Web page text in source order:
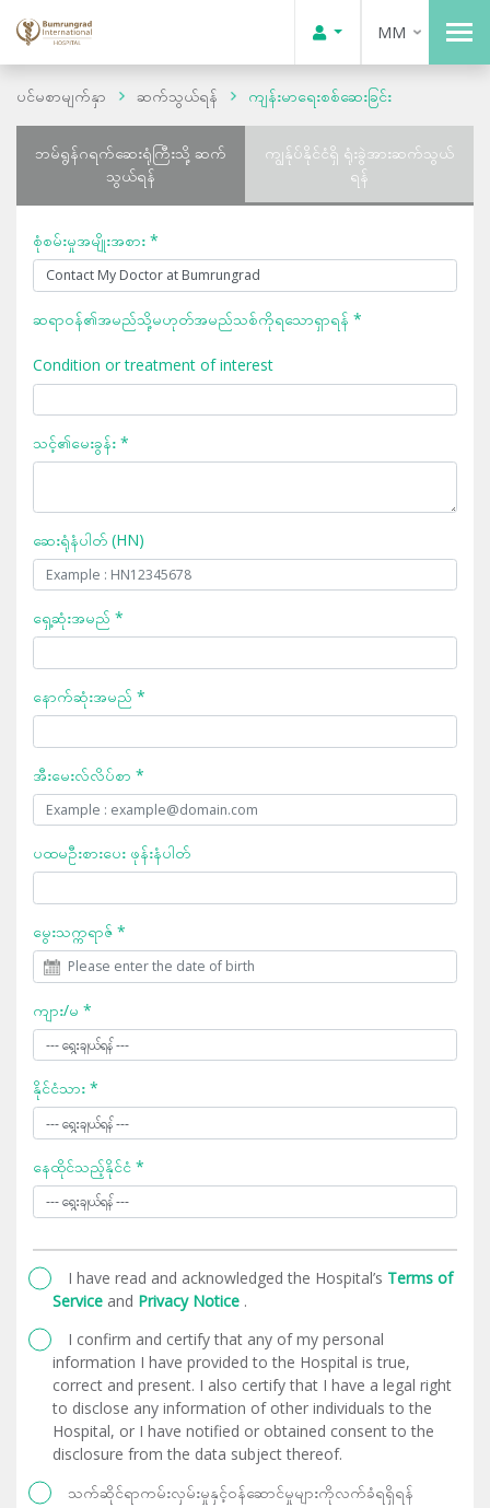
MM
ပင်မစာမျက်နှာ ဆက်သွယ်ရန် ကျန်းမာရေးစစ်ဆေးခြင်း
ဘမ်ရွန်ဂရက်ဆေးရုံကြီးသို့ ဆက်
သွယ်ရန်
ကျွန်ုပ်နိုင်ငံရှိ ရုံးခွဲအားဆက်သွယ်
ရန်
စုံစမ်းမှုအမျိုးအစား *
ဆရာဝန်၏အမည်သို့မဟုတ်အမည်သစ်ကိုရသောရှာရန် *
Condition or treatment of interest
သင့်၏မေးခွန်း *
ဆေးရုံနံပါတ် (HN)
ရှေ့ဆုံးအမည် *
နောက်ဆုံးအမည် *
အီးမေးလ်လိပ်စာ *
ပထမဦးစားပေး ဖုန်းနံပါတ်
မွေးသက္ကရာဇ် *
ကျား/မ *
နိုင်ငံသား *
နေထိုင်သည့်နိုင်ငံ *
I have read and acknowledged the Hospital’s Terms of
Service and Privacy Notice .
I confirm and certify that any of my personal
information I have provided to the Hospital is true,
correct and present. I also certify that I have a legal right
to disclose any information of other individuals to the
Hospital, or I have notified or obtained consent to the
disclosure from the data subject thereof.
သက်ဆိုင်ရာကမ်းလှမ်းမှုနှင့်ဝန်ဆောင်မှုများကိုလက်ခံရရှိရန်